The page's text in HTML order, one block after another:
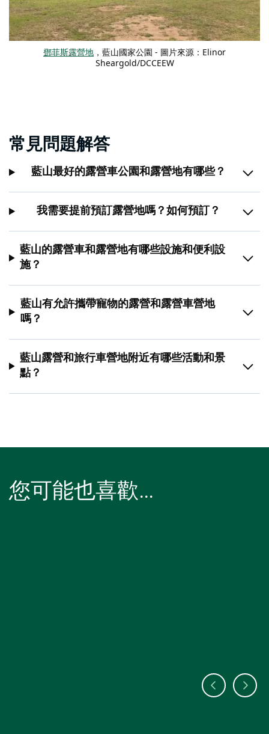
鄧菲斯露營地 ，藍山國家公園 - 圖片來源：Elinor
Sheargold/DCCEEW
常見問題解答
藍山最好的露營車公園和露營地有哪些？
我需要提前預訂露營地嗎？如何預訂？
藍山的露營車和露營地有哪些設施和便利設
施？
藍山有允許攜帶寵物的露營和露營車營地
嗎？
藍山露營和旅行車營地附近有哪些活動和景
點？
您可能也喜歡…